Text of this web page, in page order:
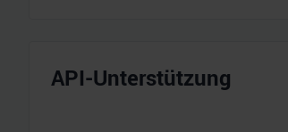
API-Unterstützung